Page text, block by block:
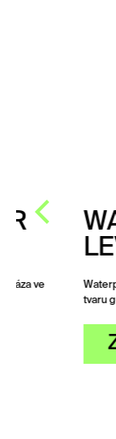
LEVÁ
Waterproof
tvaru gumové